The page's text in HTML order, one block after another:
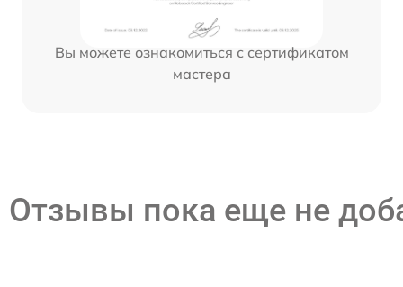
Вы можете ознакомиться с сертификатом
мастера
Отзывы пока еще не